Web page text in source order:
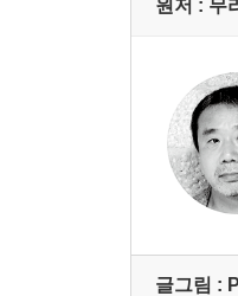
원저 : 무
글그림 :